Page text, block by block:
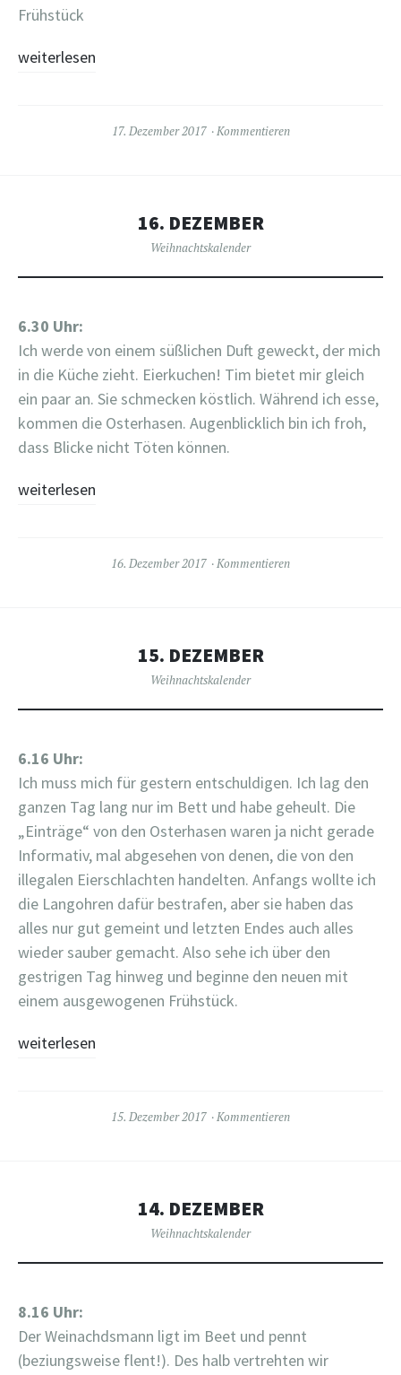
Frühstück
weiterlesen
17. Dezember 2017 Kommentieren
16. DEZEMBER
Weihnachtskalender
6.30 Uhr:
Ich werde von einem süßlichen Duft geweckt, der mich
in die Küche zieht. Eierkuchen! Tim bietet mir gleich
ein paar an. Sie schmecken köstlich. Während ich esse,
kommen die Osterhasen. Augenblicklich bin ich froh,
dass Blicke nicht Töten können.
weiterlesen
16. Dezember 2017 Kommentieren
15. DEZEMBER
Weihnachtskalender
6.16 Uhr:
Ich muss mich für gestern entschuldigen. Ich lag den
ganzen Tag lang nur im Bett und habe geheult. Die
„Einträge“ von den Osterhasen waren ja nicht gerade
Informativ, mal abgesehen von denen, die von den
illegalen Eierschlachten handelten. Anfangs wollte ich
die Langohren dafür bestrafen, aber sie haben das
alles nur gut gemeint und letzten Endes auch alles
wieder sauber gemacht. Also sehe ich über den
gestrigen Tag hinweg und beginne den neuen mit
einem ausgewogenen Frühstück.
weiterlesen
15. Dezember 2017 Kommentieren
14. DEZEMBER
Weihnachtskalender
8.16 Uhr:
Der Weinachdsmann ligt im Beet und pennt
(beziungsweise flent!). Des halb vertrehten wir